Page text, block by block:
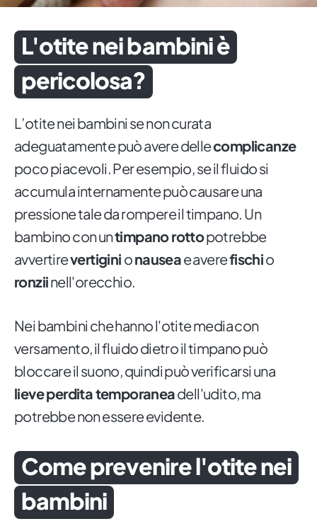
L'otite nei bambini è
pericolosa?
L’otite nei bambini se non curata
adeguatamente può avere dellecomplicanze
poco piacevoli. Per esempio, se il fluido si
accumula internamente può causare una
pressione tale da rompere il timpano. Un
bambino con untimpano rottopotrebbe
avvertirevertigini onauseae averefischio
ronziinell'orecchio.
Nei bambini che hanno l'otite media con
versamento, il fluido dietro il timpano può
bloccare il suono, quindi può verificarsi una
lieve perdita temporaneadell'udito, ma
potrebbe non essere evidente.
Come prevenire l'otite nei
bambini